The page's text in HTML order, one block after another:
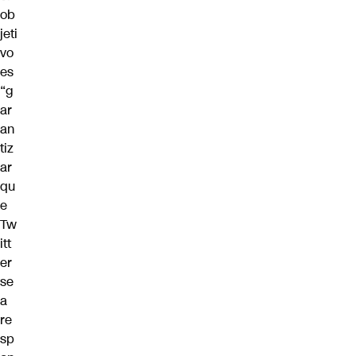
ob
jeti
vo
es
“g
ar
an
tiz
ar
qu
e
Tw
itt
er
se
a
re
sp